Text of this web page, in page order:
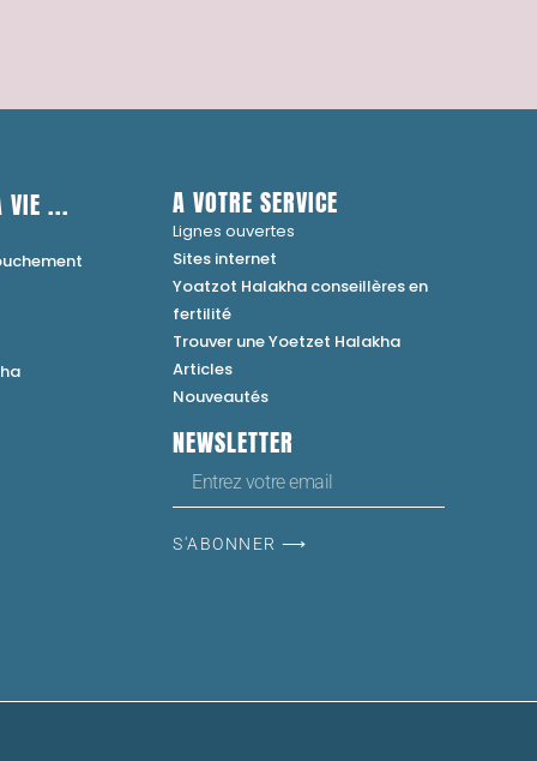
VIE ... A VOTRE SERVICE
Lignes ouvertes
Sites internet
Yoatzot Halakha conseillères en
fertilité
Trouver une Yoetzet Halakha
Articles
Nouveautés
NEWSLETTER
S'ABONNER ⟶